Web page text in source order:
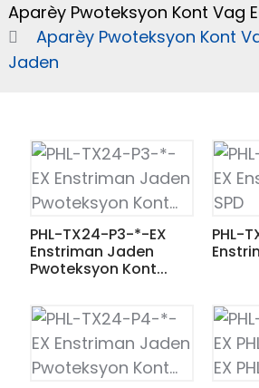
Aparèy Pwoteksyon Kont Vag
Aparèy Pwoteksyon Kont
Jaden
PHL-TX24-P3-*-EX
Enstriman Jaden
Pwoteksyon Kont...
PHL-